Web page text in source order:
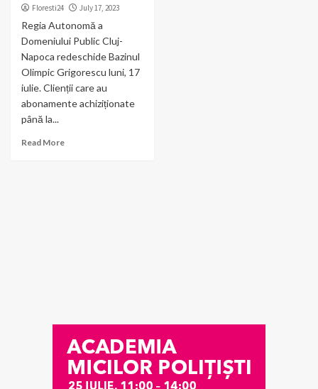
Floresti24 July 17, 2023
Regia Autonomă a
Domeniului Public Cluj-
Napoca redeschide Bazinul
Olimpic Grigorescu luni, 17
iulie. Clienții care au
abonamente achiziționate
până la...
Read More